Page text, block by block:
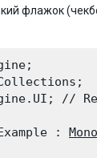
флажок
//
: